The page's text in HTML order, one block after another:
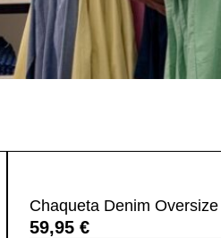
Chaqueta Denim Oversize
59,95 €